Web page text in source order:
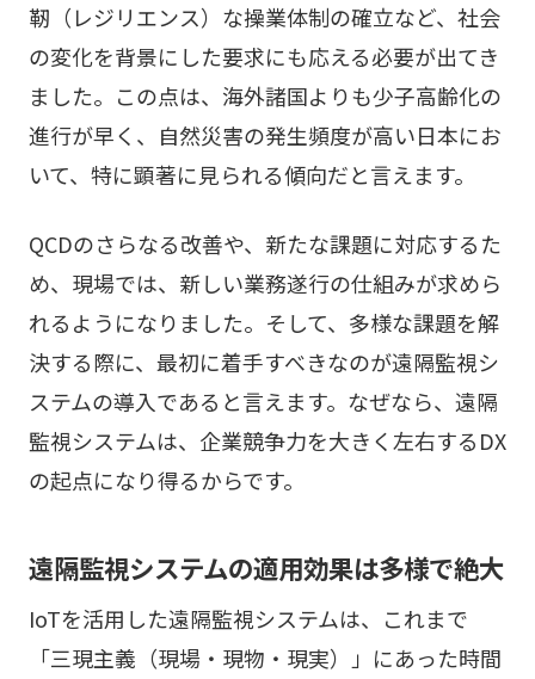
靭（レジリエンス）な操業体制の確立など、社会
の変化を背景にした要求にも応える必要が出てき
ました。この点は、海外諸国よりも少子高齢化の
進行が早く、自然災害の発生頻度が高い日本にお
いて、特に顕著に見られる傾向だと言えます。
QCDのさらなる改善や、新たな課題に対応するた
め、現場では、新しい業務遂行の仕組みが求めら
れるようになりました。そして、多様な課題を解
決する際に、最初に着手すべきなのが遠隔監視シ
ステムの導入であると言えます。なぜなら、遠隔
監視システムは、企業競争力を大きく左右するDX
の起点になり得るからです。
遠隔監視システムの適用効果は多様で絶大
IoTを活用した遠隔監視システムは、これまで
「三現主義（現場・現物・現実）」にあった時間